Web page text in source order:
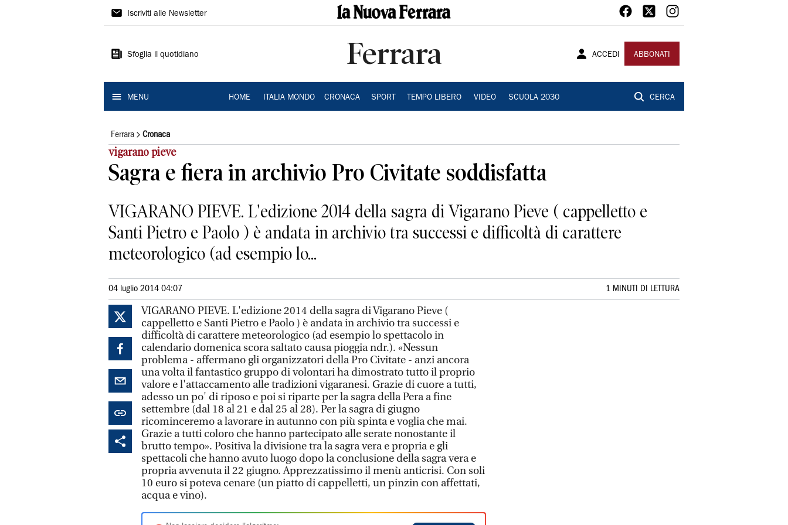
La
Ferrara
Iscriviti alle Newsletter
Sfoglia il quotidiano Ferrara ACCEDI ABBONATI
MENU HOME ITALIA MONDO CRONACA SPORT TEMPO LIBERO VIDEO SCUOLA 2030 CERCA
Ferrara Cronaca
vigarano pieve
Sagra e fiera in archivio Pro Civitate soddisfatta
VIGARANO PIEVE. L'edizione 2014 della sagra di Vigarano Pieve ( cappelletto e
Santi Pietro e Paolo ) è andata in archivio tra successi e difficoltà di carattere
meteorologico (ad esempio lo...
04 luglio 2014 04:07 1 MINUTI DI LETTURA
VIGARANO PIEVE. L'edizione 2014 della sagra di Vigarano Pieve (
cappelletto e Santi Pietro e Paolo ) è andata in archivio tra successi e
difficoltà di carattere meteorologico (ad esempio lo spettacolo in
calendario domenica scora saltato causa pioggia ndr.). «Nessun
problema - affermano gli organizzatori della Pro Civitate - anzi ancora
una volta il fantastico gruppo di volontari ha dimostrato tutto il proprio
valore e l'attaccamento alle tradizioni vigaranesi. Grazie di cuore a tutti,
adesso un po' di riposo e poi si riparte per la sagra della Pera a fine
settembre (dal 18 al 21 e dal 25 al 28). Per la sagra di giugno
ricominceremo a lavorare in autunno con più spinta e voglia che mai.
Grazie a tutti coloro che hanno partecipato alle serate nonostante il
brutto tempo». Positiva la divisione tra la sagra vera e propria e gli
spettacoli che hanno avuto luogo dopo la conclusione della sagra vera e
propria avvenuta il 22 giugno. Apprezzatissimo il menù anticrisi. Con soli
10 euro si poteva cenare (un piatto di cappelletti, un pinzin con affettati,
acqua e vino).